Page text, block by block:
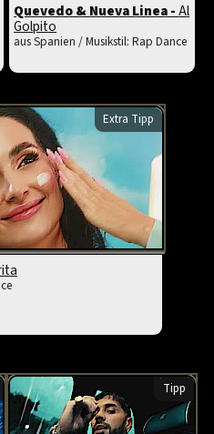
Quevedo & Nueva Linea -Al
Golpito
aus Spanien / Musikstil: Rap Dance
Extra Tipp
Tipp